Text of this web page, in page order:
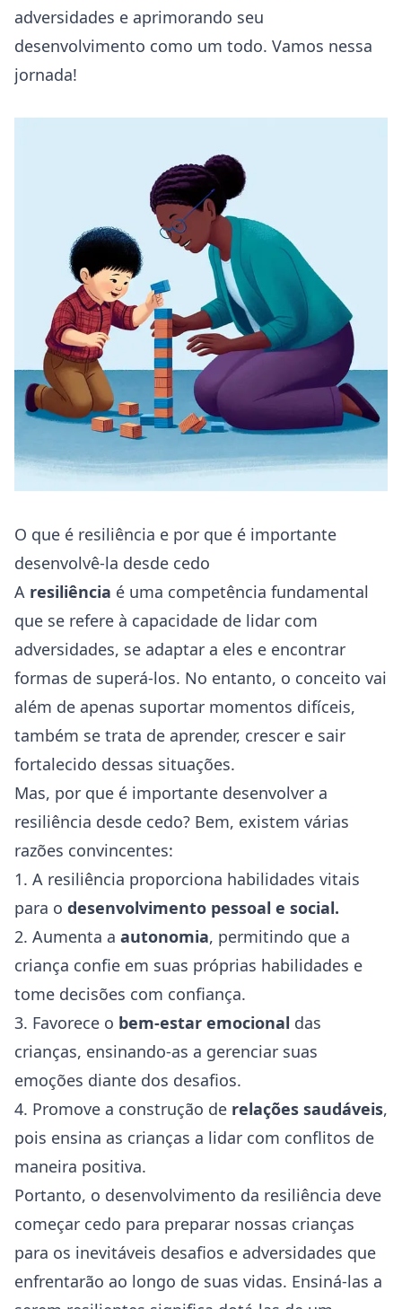
adversidades e aprimorando seu
desenvolvimento como um todo. Vamos nessa
jornada!
O que é resiliência e por que é importante
desenvolvê-la desde cedo
A resiliência é uma competência fundamental
que se refere à capacidade de lidar com
adversidades, se adaptar a eles e encontrar
formas de superá-los. No entanto, o conceito vai
além de apenas suportar momentos difíceis,
também se trata de aprender, crescer e sair
fortalecido dessas situações.
Mas, por que é importante desenvolver a
resiliência desde cedo? Bem, existem várias
razões convincentes:
1. A resiliência proporciona habilidades vitais
para o desenvolvimento pessoal e social.
2. Aumenta a autonomia, permitindo que a
criança confie em suas próprias habilidades e
tome decisões com confiança.
3. Favorece o bem-estar emocional das
crianças, ensinando-as a gerenciar suas
emoções diante dos desafios.
4. Promove a construção de relações saudáveis,
pois ensina as crianças a lidar com conflitos de
maneira positiva.
Portanto, o desenvolvimento da resiliência deve
começar cedo para preparar nossas crianças
para os inevitáveis desafios e adversidades que
enfrentarão ao longo de suas vidas. Ensiná-las a